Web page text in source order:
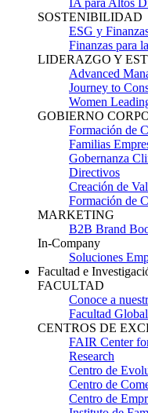
IA para Altos
SOSTENIBILIDAD
ESG y
Finanzas para
LIDERAZGO Y
Advanced
Journey to
Women
GOBIERNO
Formación de
Familias
Gobernanza
Directivos
Creación de
Formación de
MARKETING
B2B Brand
In-Company
Soluciones
Facultad e
FACULTAD
Conoce a
Facultad Global
CENTROS DE
FAIR Center
Research
Centro de
Centro de
Centro de